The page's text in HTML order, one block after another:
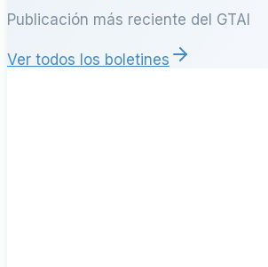
Publicación más reciente del GTAI
Ver todos los boletines